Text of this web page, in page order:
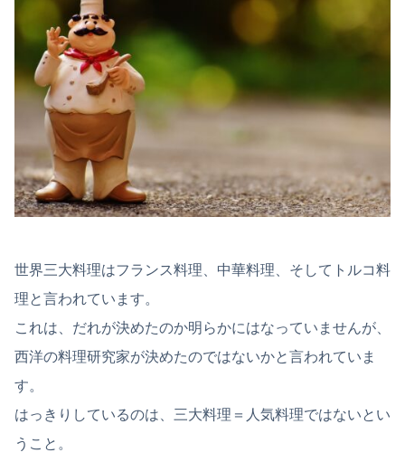
世界三大料理はフランス料理、中華料理、そしてトルコ料
理と言われています。
これは、だれが決めたのか明らかにはなっていませんが、
西洋の料理研究家が決めたのではないかと言われていま
す。
はっきりしているのは、三大料理＝人気料理ではないとい
うこと。